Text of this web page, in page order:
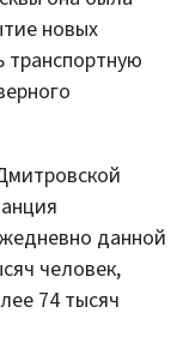
новых
данной
человек,
74 тысяч